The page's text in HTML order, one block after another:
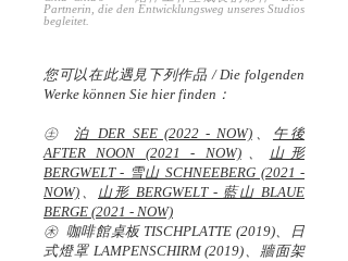
Partnerin, die den Entwicklungsweg unseres Studios
begleitet.
您可以在此遇見下列作品 / Die folgenden
Werke können Sie hier finden：
㊏ 泊 DER SEE (2022 - NOW)、 午後
AFTER NOON (2021 - NOW)、 山形
BERGWELT - 雪山 SCHNEEBERG (2021 -
NOW) 、 山形 BERGWELT - 藍山 BLAUE
BERGE (2021 - NOW)
㊍ 咖啡館桌板 TISCHPLATTE (2019)、日
式燈罩 LAMPENSCHIRM (2019)、牆面架